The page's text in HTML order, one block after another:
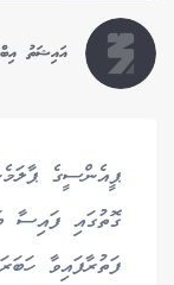
އައިޝަތު
ޕީއެންސީގެ
ގޮތުގައި ފައިސާ
ފަތުރާފައިވާ